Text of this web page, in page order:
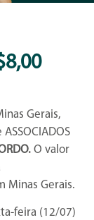
Gerais,
O valor
Minas Gerais.
feira (12/07)